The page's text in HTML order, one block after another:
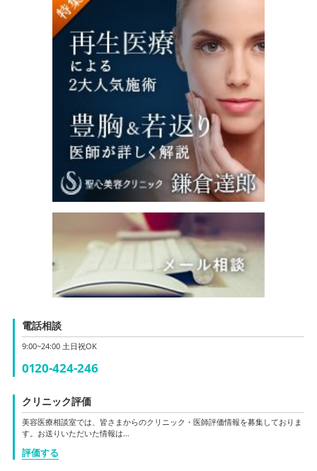
電話相談
9:00~24:00 土日祝OK
0120-424-246
クリニック評価
美容医療相談室では、皆さまからのクリニック・医師評価情報を募集しておりま
す。お送りいただいた情報は…
評価する